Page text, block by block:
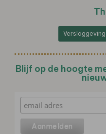
Blijf op de hoogte